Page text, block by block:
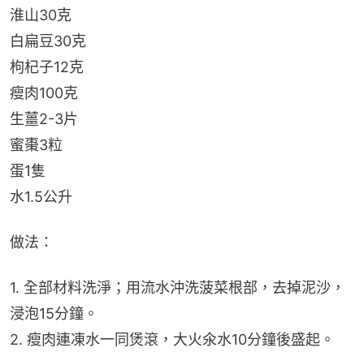
淮山30克
白扁豆30克
枸杞子12克
瘦肉100克
生薑2-3片
蜜棗3粒
蛋1隻
水1.5公升
做法：
1. 全部材料洗淨；用流水沖洗菠菜根部，去掉泥沙，
浸泡15分鐘。
2. 瘦肉連凍水一同煲滾，大火氽水10分鐘後盛起。